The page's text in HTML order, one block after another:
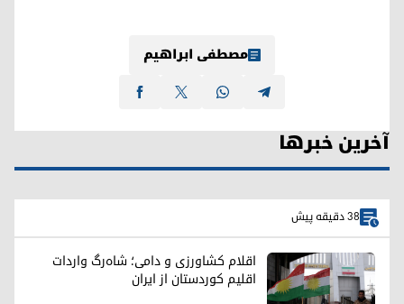
مصطفی ابراهیم
آخرین خبرها
38 دقیقه پیش
اقلام کشاورزی و دامی؛ شاه‌رگ واردات
اقلیم کوردستان از ایران